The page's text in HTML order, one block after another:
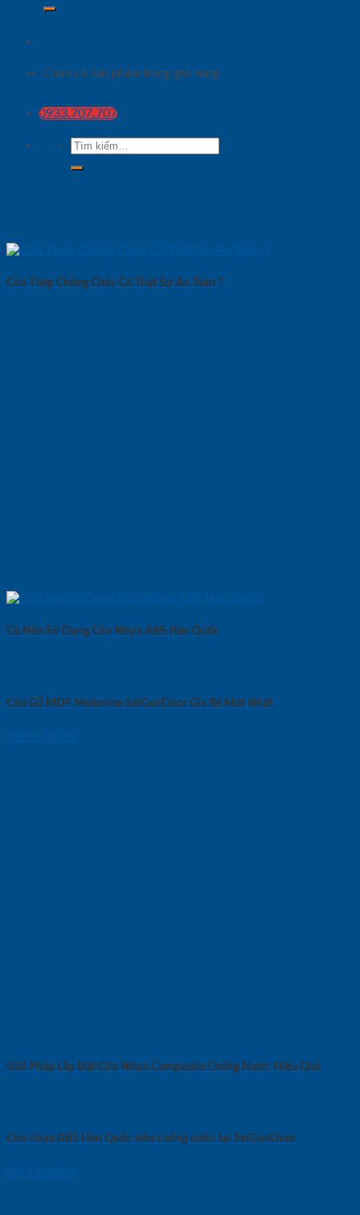
Chưa có sản phẩm trong giỏ hàng.
0933.707.707
Tìm
kiếm:
Cửa Thép Chống Cháy Có Thật Sự An Toàn ?
Có Nên Sử Dụng Cửa Nhựa ABS Hàn Quốc
Cửa Gỗ MDF Melamine SaiGonDoor Gía Rẻ Mới Nhất
08/01/2025
Giải Pháp Lắp Đặt Cửa Nhựa Composite Chống Nước Hiệu Quả
Cửa nhựa ABS Hàn Quốc siêu chống nước tại SaiGonDoor
09/12/2024